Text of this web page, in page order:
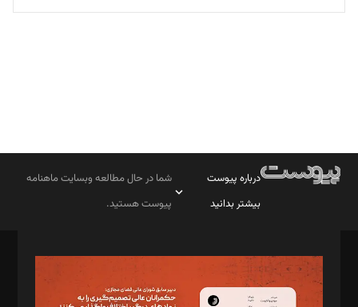
تحریریه
درباره پیوست
بیشتر بدانید
شما در حال مطالعه وبسایت ماهنامه
پیوست هستید.
مدیر مسئول: محمدباقر اثنی‌عشری
سردبیر: مهرک محمودی